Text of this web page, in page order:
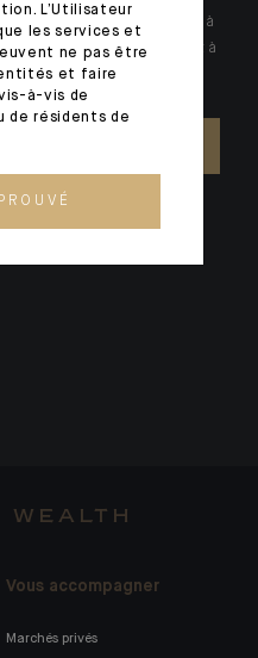
des réponses spécifiques à
après jour, nos experts sont à
WEALTH
Vous accompagner
Marchés privés
L’Utilisateur
les services et
ne pas être
et faire
à-vis de
de résidents de